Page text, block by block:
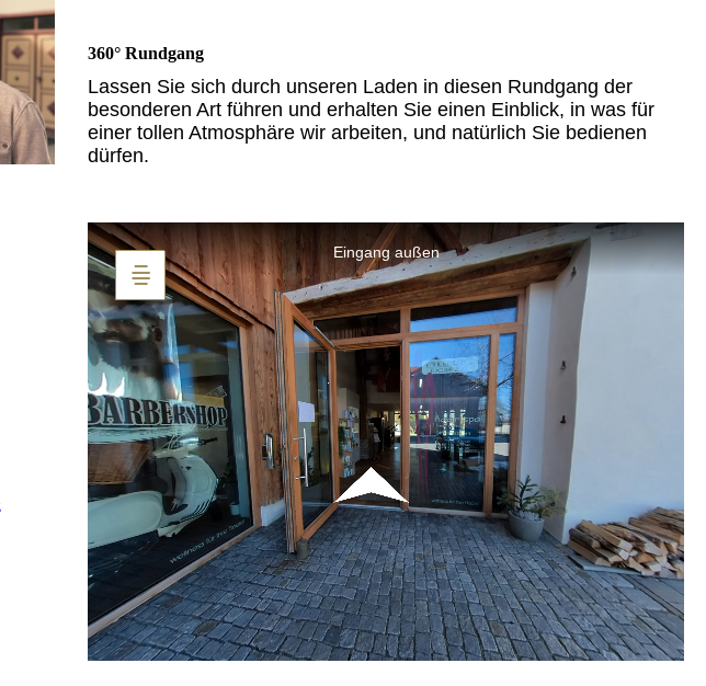
360° Rundgang
Lassen Sie sich durch unseren Laden in diesen Rundgang der
besonderen Art führen und erhalten Sie einen Einblick, in was für
einer tollen Atmosphäre wir arbeiten, und natürlich Sie bedienen
dürfen.